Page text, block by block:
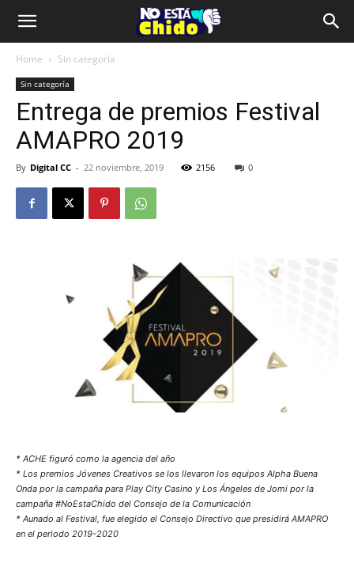
Home Sin categoría
Sin categoría
Entrega de premios Festival
AMAPRO 2019
By Digital CC - 22 noviembre, 2019 2156 0
* ACHE figuró como la agencia del año
* Los premios Jóvenes Creativos se los llevaron los equipos Alpha Buena
Onda por la campaña para Play City Casino y Los Ángeles de Jomi por la
campaña #NoEstaChido del Consejo de la Comunicación
* Aunado al Festival, fue elegido el Consejo Directivo que presidirá AMAPRO
en el periodo 2019-2020